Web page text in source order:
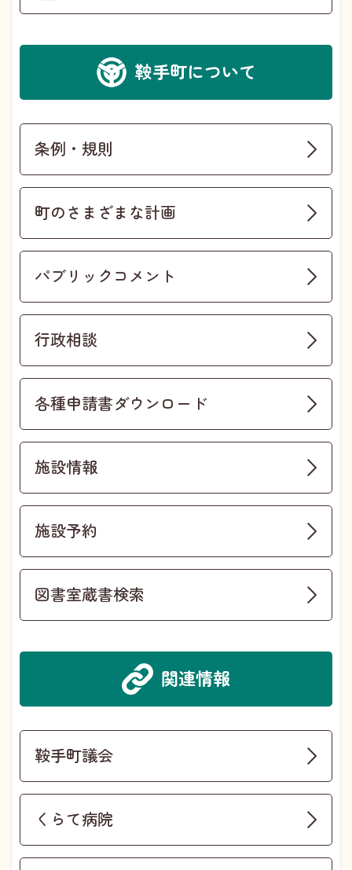
鞍手町について
条例・規則
町のさまざまな計画
パブリックコメント
行政相談
各種申請書ダウンロード
施設情報
施設予約
図書室蔵書検索
関連情報
鞍手町議会
くらて病院